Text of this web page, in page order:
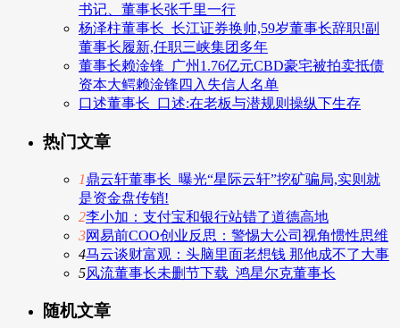
书记、董事长张千里一行
杨泽柱董事长_长江证券换帅,59岁董事长辞职!副
董事长履新,任职三峡集团多年
董事长赖淦锋_广州1.76亿元CBD豪宅被拍卖抵债
资本大鳄赖淦锋四入失信人名单
口述董事长_口述:在老板与潜规则操纵下生存
热门文章
1鼎云轩董事长_曝光“星际云轩”挖矿骗局,实则就
是资金盘传销!
2李小加：支付宝和银行站错了道德高地
3网易前COO创业反思：警惕大公司视角惯性思维
4马云谈财富观：头脑里面老想钱 那他成不了大事
5风流董事长未删节下载_鸿星尔克董事长
随机文章